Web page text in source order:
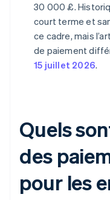
30 000 £.
court terme et
ce cadre, mais
de paiement
15 juillet 2026.
Quels
des
pour les